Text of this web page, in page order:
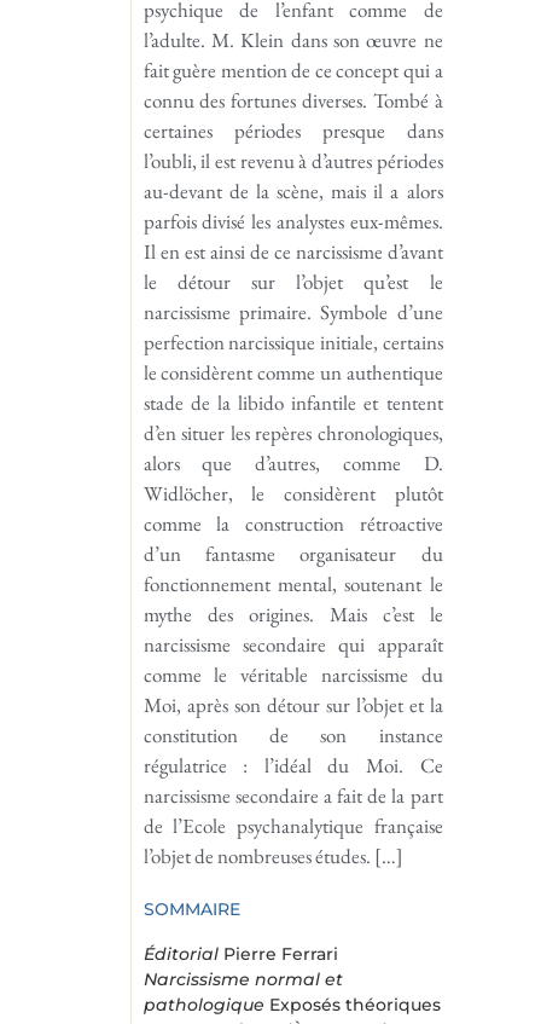
psychique de l’enfant comme de
l’adulte. M. Klein dans son œuvre ne
fait guère mention de ce concept qui a
connu des fortunes diverses. Tombé à
certaines périodes presque dans
l’oubli, il est revenu à d’autres périodes
au-devant de la scène, mais il a alors
parfois divisé les analystes eux-mêmes.
Il en est ainsi de ce narcissisme d’avant
le détour sur l’objet qu’est le
narcissisme primaire. Symbole d’une
perfection narcissique initiale, certains
le considèrent comme un authentique
stade de la libido infantile et tentent
d’en situer les repères chronologiques,
alors que d’autres, comme D.
Widlöcher, le considèrent plutôt
comme la construction rétroactive
d’un fantasme organisateur du
fonctionnement mental, soutenant le
mythe des origines. Mais c’est le
narcissisme secondaire qui apparaît
comme le véritable narcissisme du
Moi, après son détour sur l’objet et la
constitution de son instance
régulatrice : l’idéal du Moi. Ce
narcissisme secondaire a fait de la part
de l’Ecole psychanalytique française
l’objet de nombreuses études. […]
SOMMAIRE
ÉditorialPierre Ferrari
Narcissisme normal et
pathologique Exposés théoriques